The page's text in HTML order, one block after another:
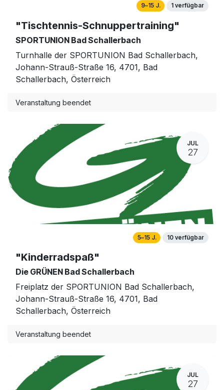
9–15 J. 1 verfügbar
"Tischtennis-Schnuppertraining"
SPORTUNION Bad Schallerbach
Turnhalle der SPORTUNION Bad Schallerbach,
Johann-Strauß-Straße 16, 4701, Bad
Schallerbach, Österreich
Veranstaltung beendet
JUL
27
5–15 J. 10 verfügbar
"Kinderradspaß"
Die GRÜNEN Bad Schallerbach
Freiplatz der SPORTUNION Bad Schallerbach,
Johann-Strauß-Straße 16, 4701, Bad
Schallerbach, Österreich
Veranstaltung beendet
JUL
27